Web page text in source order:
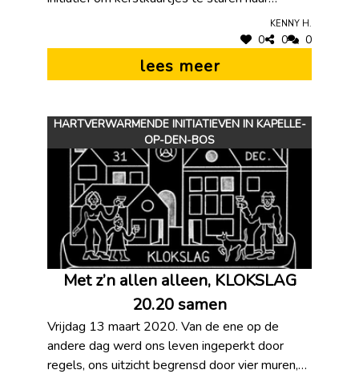
inwoners en medewerkers van onze Kapelse
een kerstkaartje en steek het in de bus van een
woonzorgcentrum. Je kan de kaartjes ook per
Akapella, t.a.v. De Warmste Week,
Parallelweg 10, 1880 Kapelle-op-den-Bos
WZC Paaleyck, t.a.v. De Warmste Week,
Kanunnik Muyldermanslaan 12, 1880 Kapelle-
op-den-Bos Jouw kerstwensen worden
opgehangen op een zichtbare plaats.
Kenny H.
0 0 0
lees meer
HARTVERWARMENDE INITIATIEVEN IN KAPELLE-
OP-DEN-BOS
Met z’n allen alleen, KLOKSLAG
20.20 samen
Vrijdag 13 maart 2020. Van de ene op de
andere dag werd ons leven ingeperkt door
regels, ons uitzicht begrensd door vier muren,